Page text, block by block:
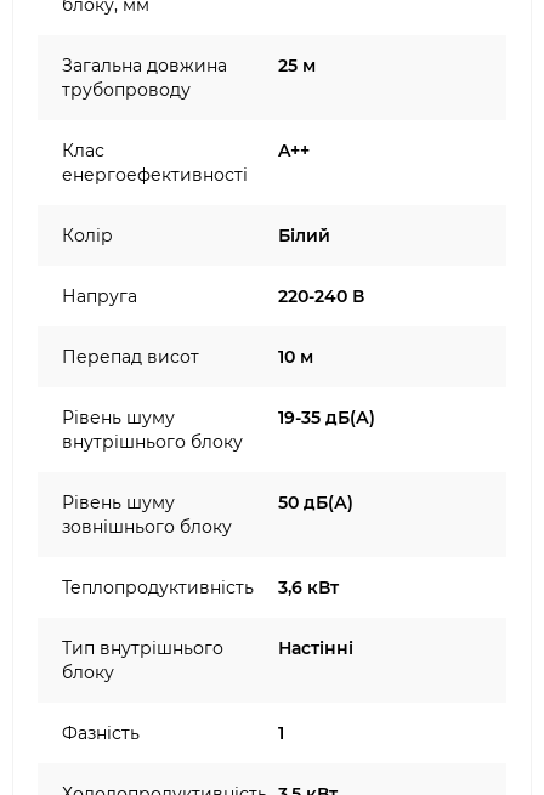
блоку, мм
Загальна довжина
трубопроводу
25 м
Клас
енергоефективності
A++
Колір Білий
Напруга 220-240 В
Перепад висот 10 м
Рівень шуму
внутрішнього блоку
19-35 дБ(А)
Рівень шуму
зовнішнього блоку
50 дБ(А)
Теплопродуктивність 3,6 кВт
Тип внутрішнього
блоку
Настінні
Фазність 1